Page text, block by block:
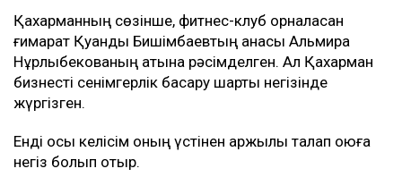
Қахарманның сөзінше, фитнес-клуб орналасқан
ғимарат Қуандық Бишімбаевтың анасы Альмира
Нұрлыбекованың атына рәсімделген. Ал Қахарман
бизнесті сенімгерлік басқару шарты негізінде
жүргізген.
Енді осы келісім оның үстінен қаржылық талап қоюға
негіз болып отыр.